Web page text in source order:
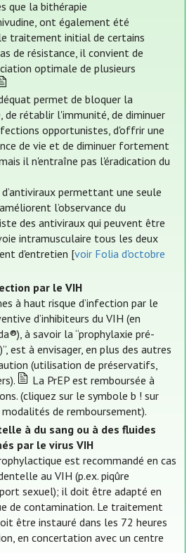
que la bithérapie
ont également été
traitement initial de certains
de résistance, il convient de
optimale de plusieurs
permet de bloquer la
de rétablir l'immunité, de diminuer
opportunistes, d'offrir une
de vie et de diminuer fortement
il n'entraîne pas l'éradication du
permettant une seule
l’observance du
des antiviraux qui peuvent être
intramusculaire tous les deux
d'entretien [voir Folia d'octobre
par le VIH
à haut risque d’infection par le
d’inhibiteurs du VIH (en
à savoir la “prophylaxie pré-
est à envisager, en plus des autres
(utilisation de préservatifs,
La PrEP est remboursée à
(cliquez sur le symbole b ! sur
de remboursement).
à du sang ou à des fluides
par le virus VIH
est recommandé en cas
au VIH (p.ex. piqûre
sexuel); il doit être adapté en
de contamination. Le traitement
être instauré dans les 72 heures
en concertation avec un centre